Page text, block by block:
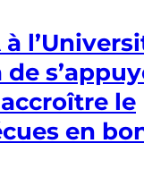
le
en